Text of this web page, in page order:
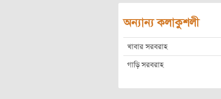
অন্যান্য কলাকুশলী
খাবার সরবরাহ
গাড়ি সরবরাহ